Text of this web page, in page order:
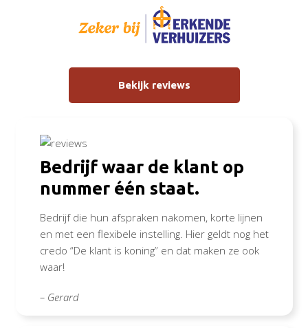
Bekijk reviews
Bedrijf waar de klant op
nummer één staat.
Bedrijf die hun afspraken nakomen, korte lijnen
en met een flexibele instelling. Hier geldt nog het
credo “De klant is koning” en dat maken ze ook
waar!
– Gerard